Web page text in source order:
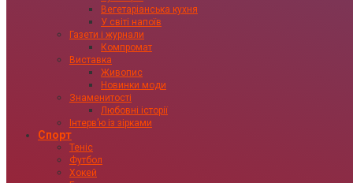
Вегетаріанська кухня
У світі напоїв
Газети і журнали
Компромат
Виставка
Живопис
Новинки моди
Знаменитості
Любовні історії
Інтервʼю із зірками
Спорт
Теніс
Футбол
Хокей